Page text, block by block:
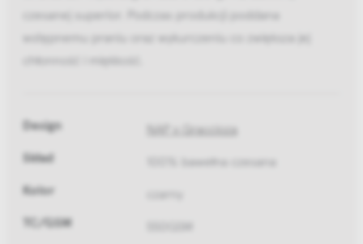
czesanej superior. Podczas produkcji poddana
wstępnemu praniu oraz wykurczeniu co zwiększa jej
chłonność i miękkość.
Design NAP x Graccioza
Skład 100% bawełna czesana
Kolor czarny
TC/GSM 550GSM